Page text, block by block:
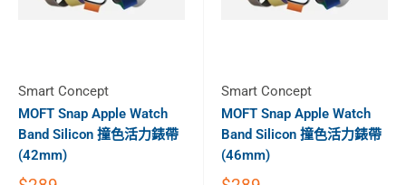
Smart Concept
MOFT Snap Apple Watch
Band Silicon 撞色活力錶帶
(42mm)
Smart Concept
MOFT Snap Apple Watch
Band Silicon 撞色活力錶帶
(46mm)